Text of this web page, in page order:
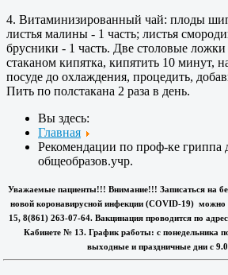
4. Витаминизированный чай: плоды
листья малины - 1 часть; листья
брусники - 1 часть. Две столовые ложки
стаканом кипятка, кипятить 10 минут,
посуде до охлаждения, процедить,
Пить по полстакана 2 раза в день.
Вы здесь:
Главная
Рекомендации по проф-ке гриппа
общеобразов.учр.
Уважаемые пациенты!!! Внимание!!! Записаться на
новой коронавирусной инфекции (COVID-19)
15, 8(861) 263-07-64. Вакцинация проводится по
Кабинете № 13. График работы: с понедельника
выходные и праздничные дни с